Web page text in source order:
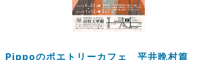
Pippoのポエトリーカフェ 平井晩村篇